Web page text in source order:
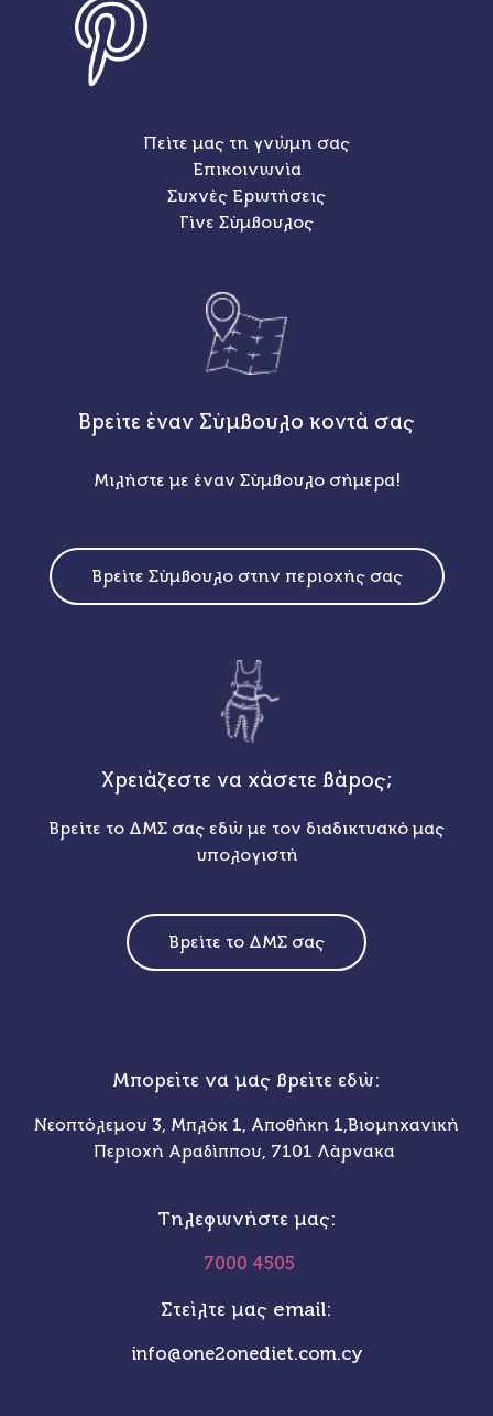
Πείτε μας τη γνώμη σας
Επικοινωνία
Συχνές Ερωτήσεις
Γίνε Σύμβουλος
Βρείτε έναν Σύμβουλο κοντά σας
Μιλήστε με έναν Σύμβουλο σήμερα!
Βρείτε Σύμβουλο στην περιοχής σας
Χρειάζεστε να χάσετε βάρος;
Βρείτε το ΔΜΣ σας εδώ με τον διαδικτυακό μας
υπολογιστή
Βρείτε το ΔΜΣ σας
Μπορείτε να μας βρείτε εδώ:
Νεοπτόλεμου 3, Μπλόκ 1, Αποθήκη 1,Βιομηχανική
Περιοχή Αραδίππου, 7101 Λάρνακα
Τηλεφωνήστε μας:
7000 4505
Στείλτε μας email:
info@one2onediet.com.cy